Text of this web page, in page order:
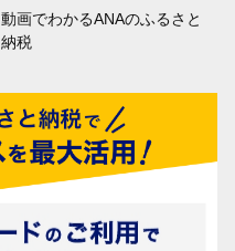
動画でわかるANAのふるさと
納税